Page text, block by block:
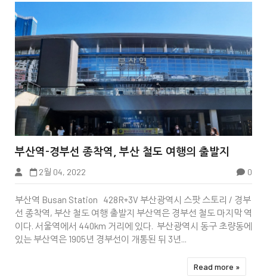


부산역-경부선 종착역, 부산 철도 여행의 출발지
2월 04, 2022 0
부산역 Busan Station 428R+3V 부산광역시 스팟 스토리 / 경부
선 종착역, 부산 철도 여행 출발지 부산역은 경부선 철도 마지막 역
이다. 서울역에서 440km 거리에 있다. 부산광역시 동구 초량동에
있는 부산역은 1905년 경부선이 개통된 뒤 3년...
Read more »